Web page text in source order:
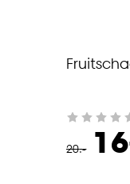
20.-